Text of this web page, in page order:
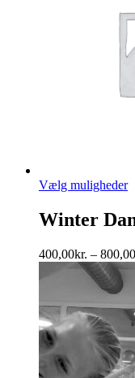
Vælg muligheder
Winter
400,00kr. – 800,00